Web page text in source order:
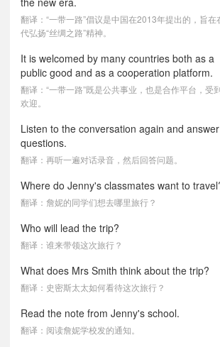
翻译：“一带一路”倡议是中国在2013年提出的，旨在
代弘扬“丝绸之路”精神。
It is welcomed by many countries both as a
public good and as a cooperation platform.
翻译：“一带一路”既是公共事业，也是合作平台，受
欢迎。
Listen to the conversation again and
questions.
翻译：再听一遍对话录音，然后回答问题。
Where do Jenny's classmates want to
翻译：詹妮的同学们想去哪里旅行？
Who will lead the trip?
翻译：谁来带领这次旅行？
What does Mrs Smith think about the trip?
翻译：史密斯太太如何看待这次旅行？
Read the note from Jenny's school.
翻译：阅读詹妮学校发的通知。